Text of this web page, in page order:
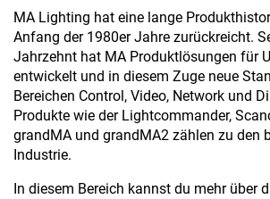
MA Lighting hat eine lange
Anfang der 1980er Jahre zurückreicht.
Jahrzehnt hat MA Produktlösungen für
entwickelt und in diesem Zuge neue
Bereichen Control, Video, Network und
Produkte wie der Lightcommander,
grandMA und grandMA2 zählen zu den
Industrie.
In diesem Bereich kannst du mehr über